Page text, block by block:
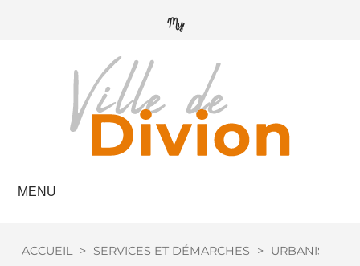
MENU
ACCUEIL > SERVICES ET DÉMARCHES > URBANISME